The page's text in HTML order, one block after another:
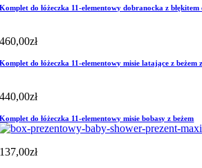
Komplet do łóżeczka 11-elementowy dobranocka z błękitem
460,00zł
Komplet do łóżeczka 11-elementowy misie latające z beżem
440,00zł
Komplet do łóżeczka 11-elementowy misie bobasy z beżem
137,00zł